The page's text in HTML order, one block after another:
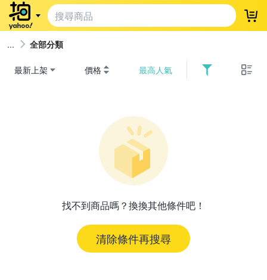
登
全部分類
最新上架 價格 最高人氣
找不到商品嗎？換換其他條件吧！
清除條件再搜尋